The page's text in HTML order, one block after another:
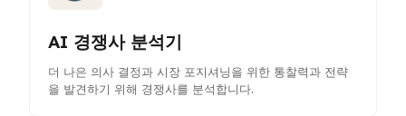
AI 경쟁사 분석기
더 나은 의사 결정과 시장 포지셔닝을 위한 통찰력과 전략
을 발견하기 위해 경쟁사를 분석합니다.